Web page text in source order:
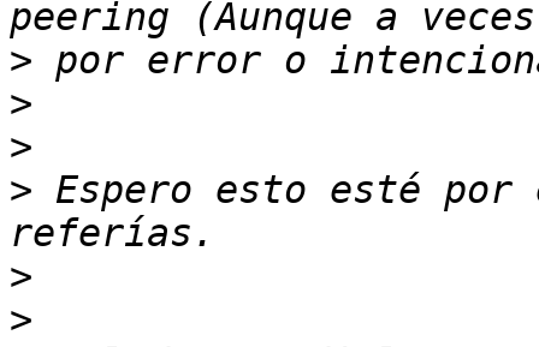
>
>
>
> Espero esto esté
>
>